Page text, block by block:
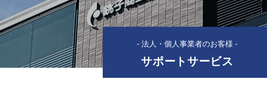
- 法人・個人事業者のお客様 -
サポートサービス